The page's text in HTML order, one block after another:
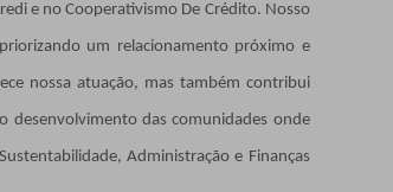
e no Cooperativismo De Crédito. Nosso
um relacionamento próximo e
nossa atuação, mas também contribui
desenvolvimento das comunidades onde
Administração e Finanças